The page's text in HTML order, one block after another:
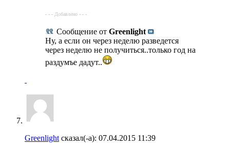
- - - Добавлено - - -
Сообщение от Greenlight
Ну, а если он через неделю разведется
через неделю не получиться..только год на
раздумъе дадут..
Greenlight сказал(-а): 07.04.2015 11:39